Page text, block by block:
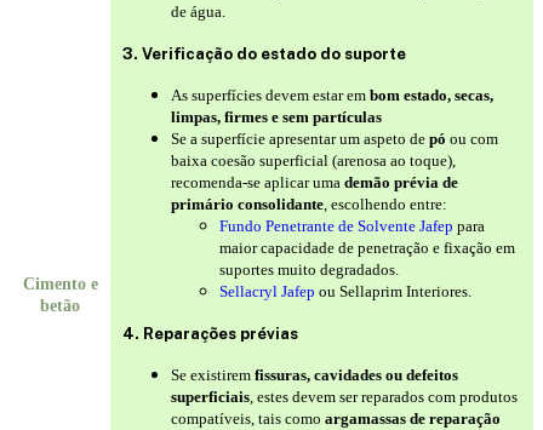
Cimento e
betão
de água.
3. Verificação do estado do suporte
As superfícies devem estar em bom estado, secas,
limpas, firmes e sem partículas
Se a superfície apresentar um aspeto de pó ou com
baixa coesão superficial (arenosa ao toque),
recomenda-se aplicar uma demão prévia de
primário consolidante, escolhendo entre:
Fundo Penetrante de Solvente Jafep para
maior capacidade de penetração e fixação em
suportes muito degradados.
Sellacryl Jafep ou Sellaprim Interiores.
4. Reparações prévias
Se existirem fissuras, cavidades ou defeitos
superficiais, estes devem ser reparados com produtos
compatíveis, tais como argamassas de reparação